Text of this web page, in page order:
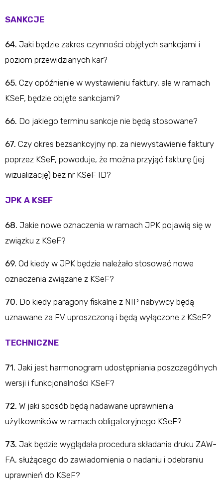
SANKCJE
64. Jaki będzie zakres czynności objętych sankcjami i
poziom przewidzianych kar?
65. Czy opóźnienie w wystawieniu faktury, ale w ramach
KSeF, będzie objęte sankcjami?
66. Do jakiego terminu sankcje nie będą stosowane?
67. Czy okres bezsankcyjny np. za niewystawienie faktury
poprzez KSeF, powoduje, że można przyjąć fakturę (jej
wizualizację) bez nr KSeF ID?
JPK A KSEF
68. Jakie nowe oznaczenia w ramach JPK pojawią się w
związku z KSeF?
69. Od kiedy w JPK będzie należało stosować nowe
oznaczenia związane z KSeF?
70. Do kiedy paragony fiskalne z NIP nabywcy będą
uznawane za FV uproszczoną i będą wyłączone z KSeF?
TECHNICZNE
71. Jaki jest harmonogram udostępniania poszczególnych
wersji i funkcjonalności KSeF?
72. W jaki sposób będą nadawane uprawnienia
użytkowników w ramach obligatoryjnego KSeF?
73. Jak będzie wyglądała procedura składania druku ZAW-
FA, służącego do zawiadomienia o nadaniu i odebraniu
uprawnień do KSeF?